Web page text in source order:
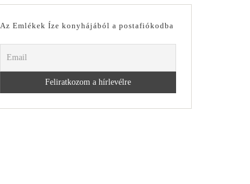
Az Emlékek Íze konyhájából a postafiókodba